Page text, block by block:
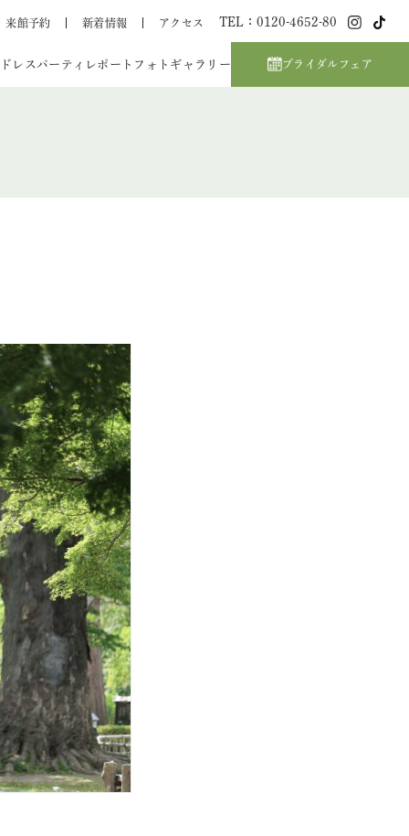
来館予約 新着情報 アクセス TEL：0120-4652-80
ドレスパーティレポート フォトギャラリー ブライダルフェア